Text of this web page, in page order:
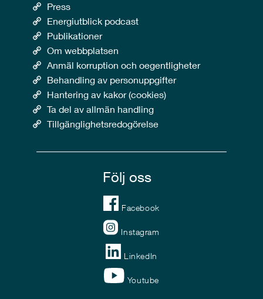
Press
Energiutblick podcast
Publikationer
Om webbplatsen
Anmäl korruption och oegentligheter
Behandling av personuppgifter
Hantering av kakor (cookies)
Ta del av allmän handling
Tillgänglighetsredogörelse
Följ oss
Facebook
Instagram
LinkedIn
Youtube